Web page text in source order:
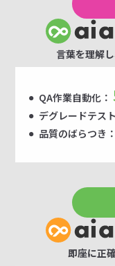
言葉を理解
QA作業自動化：
デグレードテス
品質のばらつき：
即座に正